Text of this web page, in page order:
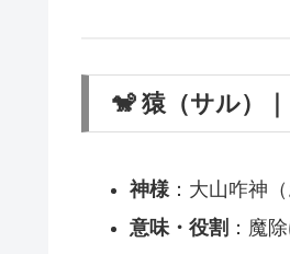
🐒 猿（サル）
神様：大山咋神（
意味・役割 ：魔